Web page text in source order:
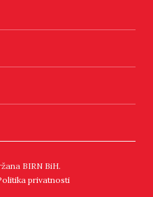
BIRN BiH.
privatnosti